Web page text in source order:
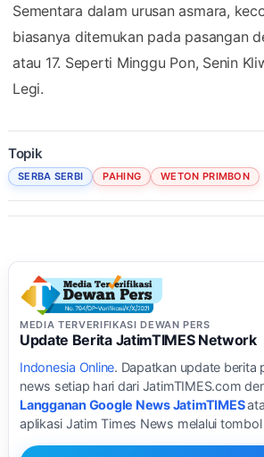
Sementara dalam urusan asmara,
biasanya ditemukan pada pasangan
atau 17. Seperti Minggu Pon, Senin
Legi.
Topik
SERBA SERBI PAHING WETON PRIMBON
MEDIA TERVERIFIKASI DEWAN PERS
Update Berita JatimTIMES Network
Indonesia Online. Dapatkan update berita
news setiap hari dari JatimTIMES.com
Langganan Google News JatimTIMES
aplikasi Jatim Times News melalui tombol